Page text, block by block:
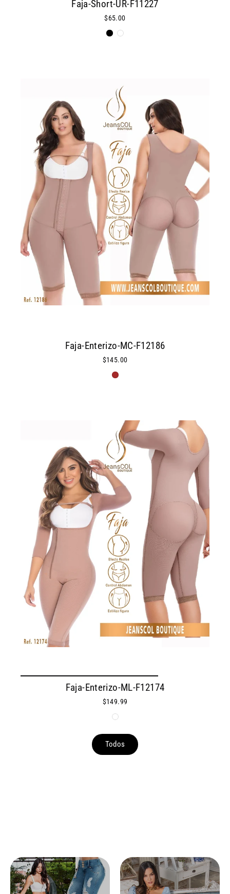
Faja-Short-UR-F11227
$65.00
Faja-Enterizo-MC-F12186
$145.00
Faja-Enterizo-ML-F12174
$149.99
Todos